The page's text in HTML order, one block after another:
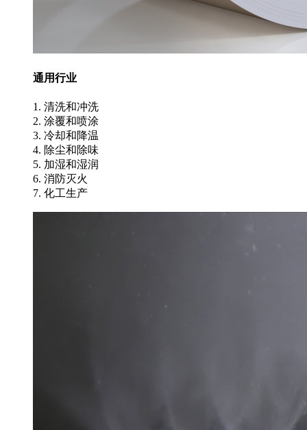
通用行业
1. 清洗和冲洗
2. 涂覆和喷涂
3. 冷却和降温
4. 除尘和除味
5. 加湿和湿润
6. 消防灭火
7. 化工生产